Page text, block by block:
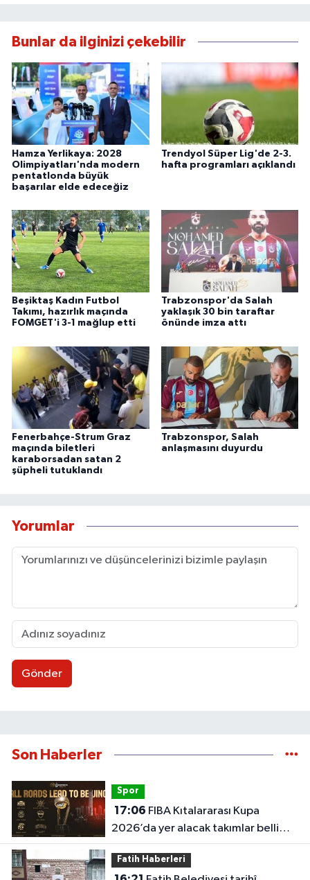
Bunlar da ilginizi çekebilir
Hamza Yerlikaya: 2028
Olimpiyatları'nda modern
pentatlonda büyük
başarılar elde edeceğiz
Trendyol Süper Lig'de 2-3.
hafta programları açıklandı
Beşiktaş Kadın Futbol
Takımı, hazırlık maçında
FOMGET'i 3-1 mağlup etti
Trabzonspor'da Salah
yaklaşık 30 bin taraftar
önünde imza attı
Fenerbahçe-Strum Graz
maçında biletleri
karaborsadan satan 2
şüpheli tutuklandı
Trabzonspor, Salah
anlaşmasını duyurdu
Yorumlar
Gönder
Son Haberler
Spor
17:06
2026’da yer alacak takımlar belli
oldu
Fatih Haberleri